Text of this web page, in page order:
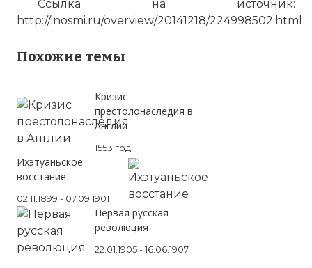
Ссылка на источник:
http://inosmi.ru/overview/20141218/224998502.html
Похожие темы
Кризис
престолонаследия в
Англии
1553 год
Ихэтуаньское
восстание
02.11.1899 - 07.09.1901
Первая русская
революция
22.01.1905 - 16.06.1907